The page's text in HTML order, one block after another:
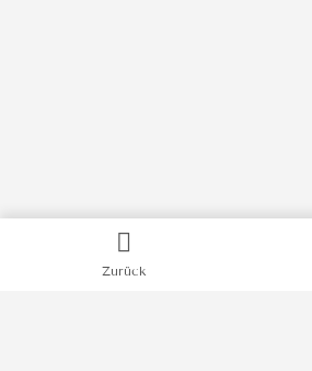
Zurück